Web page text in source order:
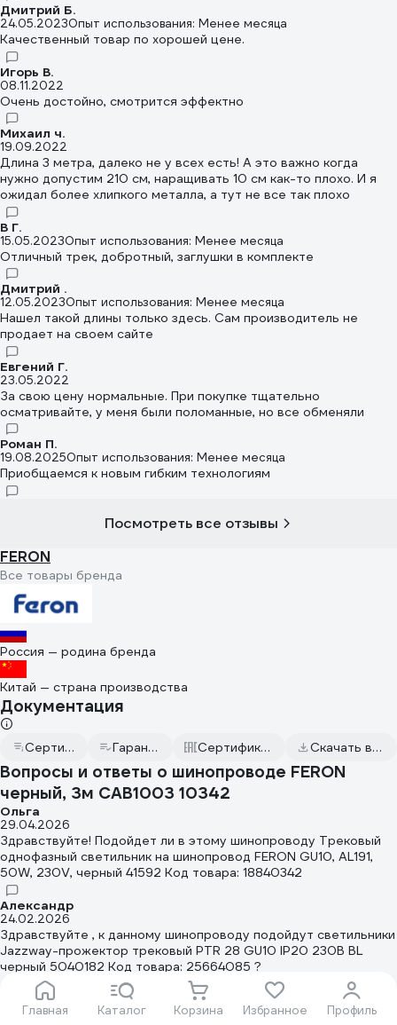
Главная Каталог Корзина Избранное Профиль
Дмитрий Б.
24.05.2023Опыт использования: Менее месяца
Качественный товар по хорошей цене.
Игорь В.
08.11.2022
Очень достойно, смотрится эффектно
Михаил ч.
19.09.2022
Длина 3 метра, далеко не у всех есть! А это важно когда
нужно допустим 210 см, наращивать 10 см как-то плохо. И я
ожидал более хлипкого металла, а тут не все так плохо
В Г.
15.05.2023Опыт использования: Менее месяца
Отличный трек, добротный, заглушки в комплекте
Дмитрий .
12.05.2023Опыт использования: Менее месяца
Нашел такой длины только здесь. Сам производитель не
продает на своем сайте
Евгений Г.
23.05.2022
За свою цену нормальные. При покупке тщательно
осматривайте, у меня были поломанные, но все обменяли
Роман П.
19.08.2025Опыт использования: Менее месяца
Приобщаемся к новым гибким технологиям
Посмотреть все отзывы
FERON
Все товары бренда
Россия — родина бренда
Китай — страна производства
Документация
Сертификат дилера Гарантийный талон Сертификаты соответствия Скачать всю документацию
Вопросы и ответы о шинопроводе FERON
черный, 3м CAB1003 10342
Ольга
29.04.2026
Здравствуйте! Подойдет ли в этому шинопроводу Трековый
однофазный светильник на шинопровод FERON GU10, AL191,
50W, 230V, черный 41592 Код товара: 18840342
Александр
24.02.2026
Здравствуйте , к данному шинопроводу подойдут светильники
Jazzway-прожектор трековый PTR 28 GU10 IP20 230В BL
черный 5040182 Код товара: 25664085 ?
Игорь В.
27.03.2025